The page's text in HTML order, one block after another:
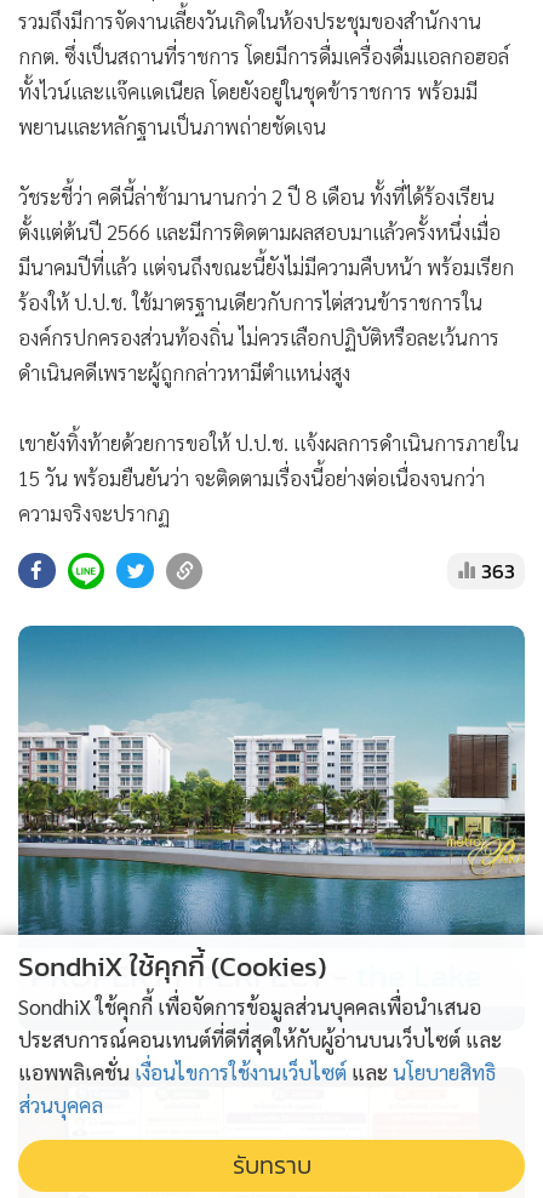
รวมถึงมีการจัดงานเลี้ยงวันเกิดในห้องประชุมของสำนักงาน
กกต. ซึ่งเป็นสถานที่ราชการ โดยมีการดื่มเครื่องดื่มแอลกอฮอล์
ทั้งไวน์และแจ๊คแดเนียล โดยยังอยู่ในชุดข้าราชการ พร้อมมี
พยานและหลักฐานเป็นภาพถ่ายชัดเจน
วัชระชี้ว่า คดีนี้ล่าช้ามานานกว่า 2 ปี 8 เดือน ทั้งที่ได้ร้องเรียน
ตั้งแต่ต้นปี 2566 และมีการติดตามผลสอบมาแล้วครั้งหนึ่งเมื่อ
มีนาคมปีที่แล้ว แต่จนถึงขณะนี้ยังไม่มีความคืบหน้า พร้อมเรียก
ร้องให้ ป.ป.ช. ใช้มาตรฐานเดียวกับการไต่สวนข้าราชการใน
องค์กรปกครองส่วนท้องถิ่น ไม่ควรเลือกปฏิบัติหรือละเว้นการ
ดำเนินคดีเพราะผู้ถูกกล่าวหามีตำแหน่งสูง
เขายังทิ้งท้ายด้วยการขอให้ ป.ป.ช. แจ้งผลการดำเนินการภายใน
15 วัน พร้อมยืนยันว่า จะติดตามเรื่องนี้อย่างต่อเนื่องจนกว่า
ความจริงจะปรากฏ
363
PROPERTY PERFECT - the Lake
SondhiX ใช้คุกกี้ (Cookies)
SondhiX ใช้คุกกี้ เพื่อจัดการข้อมูลส่วนบุคคลเพื่อนำเสนอ
ประสบการณ์คอนเทนต์ที่ดีที่สุดให้กับผู้อ่านบนเว็บไซต์ และ
แอพพลิเคชั่น เงื่อนไขการใช้งานเว็บไซต์ และ นโยบายสิทธิ
ส่วนบุคคล
รับทราบ